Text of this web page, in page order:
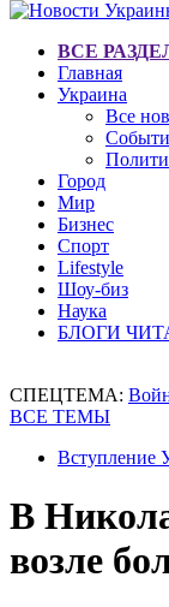
ВСЕ
Главная
Украина
Все
Город
Мир
Бизнес
Спорт
Lifestyle
Шоу-биз
Наука
БЛОГИ
СПЕЦТЕМА:
ВСЕ ТЕМЫ
Вступление
В
возле